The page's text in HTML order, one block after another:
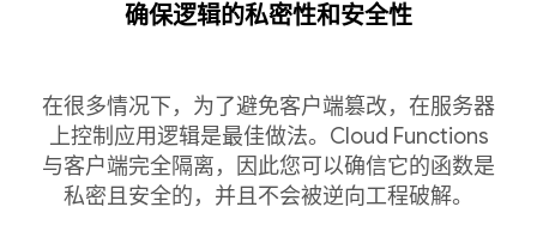
确保逻辑的私密性和安全性
在很多情况下，为了避免客户端篡改，在服务器
上控制应用逻辑是最佳做法。Cloud Functions
与客户端完全隔离，因此您可以确信它的函数是
私密且安全的，并且不会被逆向工程破解。